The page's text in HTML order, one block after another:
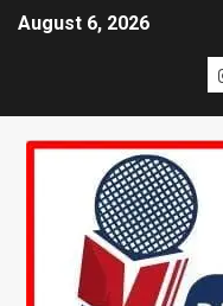
August 6, 2026